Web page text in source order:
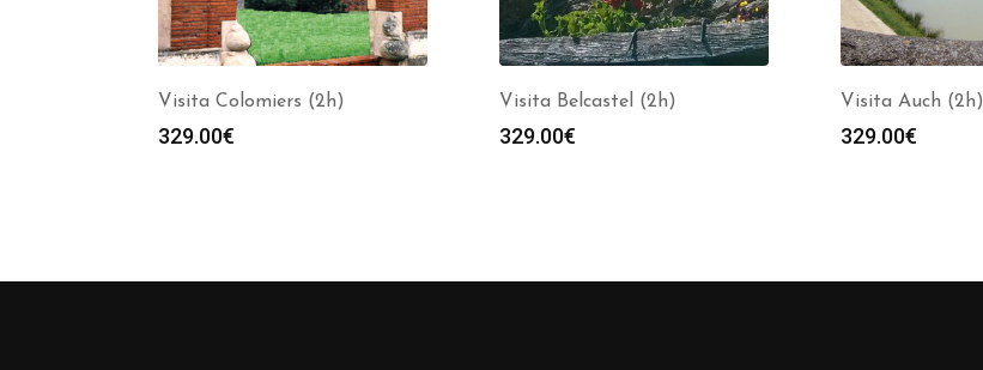
Visita Colomiers (2h)
329.00€
Visita Belcastel (2h)
329.00€
Visita Auch (2h)
329.00€